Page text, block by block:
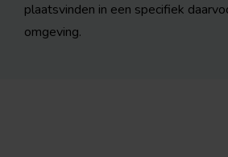
plaatsvinden in een specifiek
omgeving.